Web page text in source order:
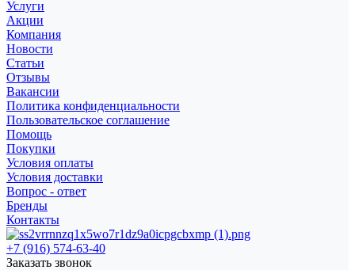
Услуги
Акции
Компания
Новости
Статьи
Отзывы
Вакансии
Политика конфиденциальности
Пользовательское соглашение
Помощь
Покупки
Условия оплаты
Условия доставки
Вопрос - ответ
Бренды
Контакты
+7 (916) 574-63-40
Заказать звонок